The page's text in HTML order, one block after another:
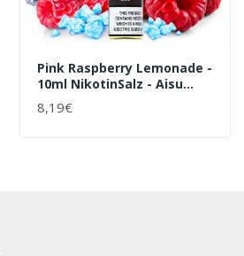
Pink Raspberry Lemonade -
10ml NikotinSalz - Aisu
8,19€
+ WARENKORB